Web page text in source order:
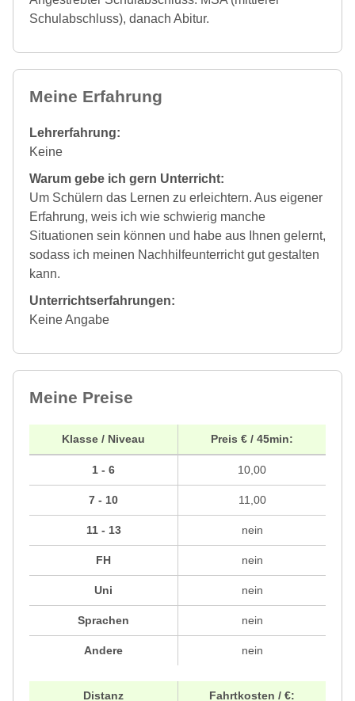
Schulabschluss), danach Abitur.
Meine Erfahrung
Lehrerfahrung:
Keine
Warum gebe ich gern Unterricht:
Um Schülern das Lernen zu erleichtern. Aus eigener
Erfahrung, weis ich wie schwierig manche
Situationen sein können und habe aus Ihnen gelernt,
sodass ich meinen Nachhilfeunterricht gut gestalten
kann.
Unterrichtserfahrungen:
Keine Angabe
Meine Preise
Klasse / Niveau
1 - 6
7 - 10
11 - 13
FH
Uni
Sprachen
Andere
Preis € / 45min:
10,00
11,00
nein
nein
nein
nein
nein
Distanz Fahrtkosten / €: